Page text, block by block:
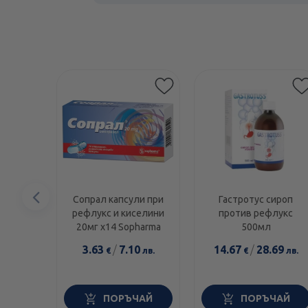
Сопрал капсули при
рефлукс и киселини
20мг х14 Sopharma
3.63 € / 7.10лв.
ПОРЪЧАЙ
Гастротус сироп
против рефлукс
500мл
14.67 € / 28.69лв.
ПОРЪЧАЙ
Предишен
елемент